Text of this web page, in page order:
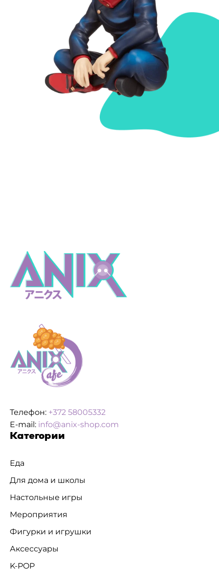
Телефон: +372 58005332
E-mail: info@anix-shop.com
Категории
Еда
Для дома и школы
Настольные игры
Мероприятия
Фигурки и игрушки
Аксессуары
K-POP